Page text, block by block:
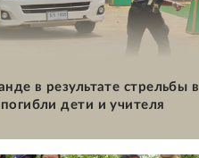
в результате стрельбы в
дети и учителя